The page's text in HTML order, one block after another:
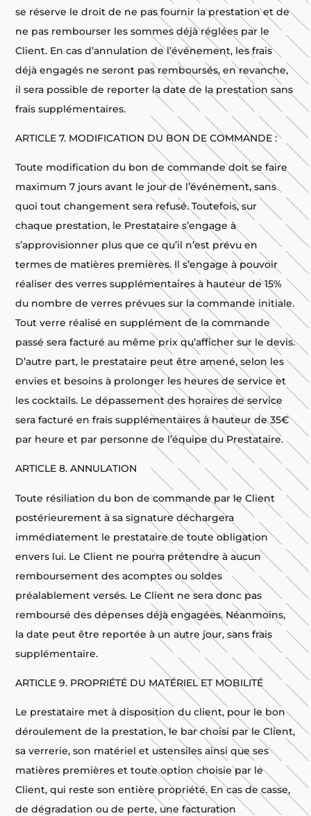
se réserve le droit de ne pas fournir la prestation et de
ne pas rembourser les sommes déjà réglées par le
Client. En cas d’annulation de l’événement, les frais
déjà engagés ne seront pas remboursés, en revanche,
il sera possible de reporter la date de la prestation sans
frais supplémentaires.
ARTICLE 7. MODIFICATION DU BON DE COMMANDE :
Toute modification du bon de commande doit se faire
maximum 7 jours avant le jour de l’événement, sans
quoi tout changement sera refusé. Toutefois, sur
chaque prestation, le Prestataire s’engage à
s’approvisionner plus que ce qu’il n’est prévu en
termes de matières premières. Il s’engage à pouvoir
réaliser des verres supplémentaires à hauteur de 15%
du nombre de verres prévues sur la commande initiale.
Tout verre réalisé en supplément de la commande
passé sera facturé au même prix qu’afficher sur le devis.
D’autre part, le prestataire peut être amené, selon les
envies et besoins à prolonger les heures de service et
les cocktails. Le dépassement des horaires de service
sera facturé en frais supplémentaires à hauteur de 35€
par heure et par personne de l’équipe du Prestataire.
ARTICLE 8. ANNULATION
Toute résiliation du bon de commande par le Client
postérieurement à sa signature déchargera
immédiatement le prestataire de toute obligation
envers lui. Le Client ne pourra prétendre à aucun
remboursement des acomptes ou soldes
préalablement versés. Le Client ne sera donc pas
remboursé des dépenses déjà engagées. Néanmoins,
la date peut être reportée à un autre jour, sans frais
supplémentaire.
ARTICLE 9. PROPRIÉTÉ DU MATÉRIEL ET MOBILITÉ
Le prestataire met à disposition du client, pour le bon
déroulement de la prestation, le bar choisi par le Client,
sa verrerie, son matériel et ustensiles ainsi que ses
matières premières et toute option choisie par le
Client, qui reste son entière propriété. En cas de casse,
de dégradation ou de perte, une facturation